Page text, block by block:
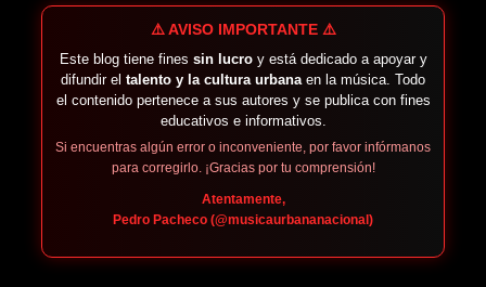
⚠️ AVISO IMPORTANTE ⚠️
Este blog tiene fines sin lucroy está dedicado a apoyar y
difundir el talento y la cultura urbanaen la música. Todo
el contenido pertenece a sus autores y se publica con fines
educativos e informativos.
Si encuentras algún error o inconveniente, por favor infórmanos
para corregirlo. ¡Gracias por tu comprensión!
Atentamente,
Pedro Pacheco (@musicaurbananacional)